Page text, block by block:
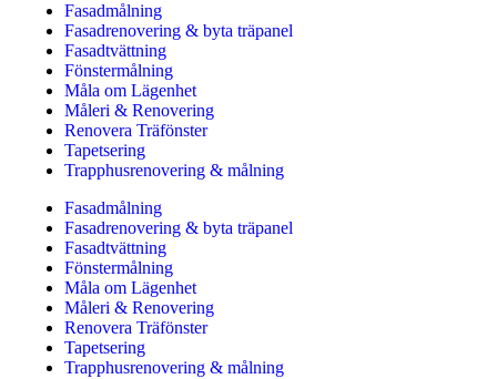
Fasadmålning
Fasadrenovering & byta träpanel
Fasadtvättning
Fönstermålning
Måla om Lägenhet
Måleri & Renovering
Renovera Träfönster
Tapetsering
Trapphusrenovering & målning
Fasadmålning
Fasadrenovering & byta träpanel
Fasadtvättning
Fönstermålning
Måla om Lägenhet
Måleri & Renovering
Renovera Träfönster
Tapetsering
Trapphusrenovering & målning